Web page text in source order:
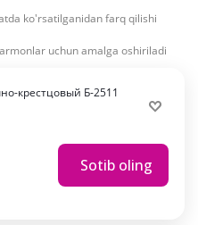
ko'rsatilganidan farq qilishi
uchun amalga oshiriladi
крестцовый Б-2511
Sotib oling